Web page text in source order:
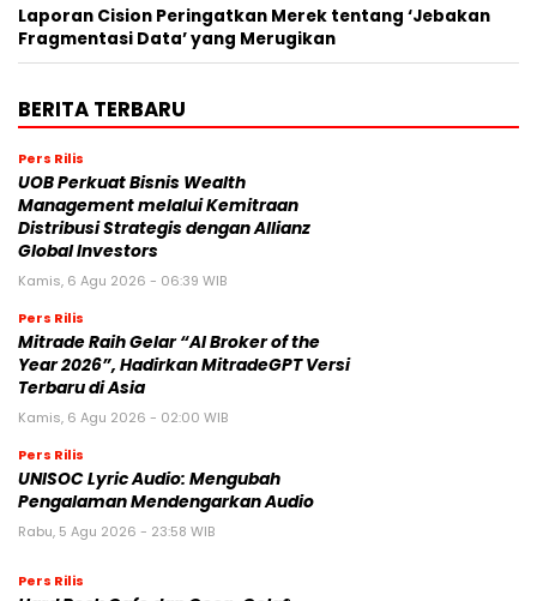
Laporan Cision Peringatkan Merek tentang ‘Jebakan
Fragmentasi Data’ yang Merugikan
BERITA TERBARU
Pers Rilis
UOB Perkuat Bisnis Wealth
Management melalui Kemitraan
Distribusi Strategis dengan Allianz
Global Investors
Kamis, 6 Agu 2026 - 06:39 WIB
Pers Rilis
Mitrade Raih Gelar “AI Broker of the
Year 2026”, Hadirkan MitradeGPT Versi
Terbaru di Asia
Kamis, 6 Agu 2026 - 02:00 WIB
Pers Rilis
UNISOC Lyric Audio: Mengubah
Pengalaman Mendengarkan Audio
Rabu, 5 Agu 2026 - 23:58 WIB
Pers Rilis